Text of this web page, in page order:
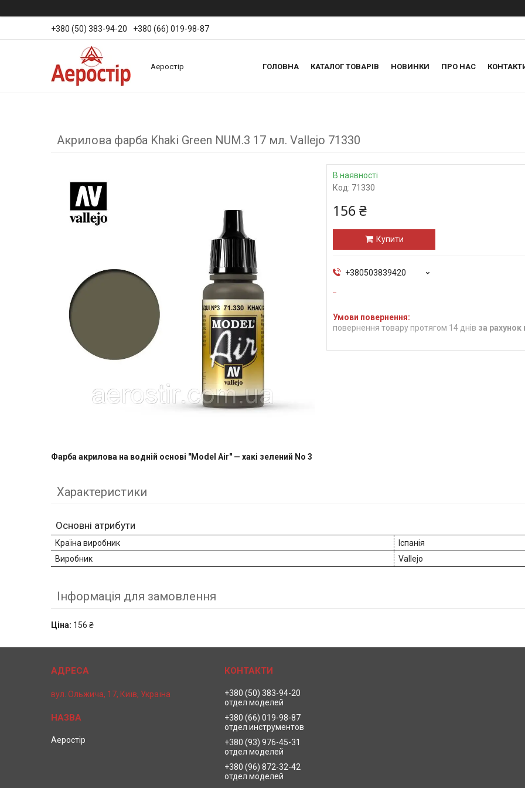
+380 (50) 383-94-20 +380 (66) 019-98-87
Аеростір ГОЛОВНА КАТАЛОГ ТОВАРІВ НОВИНКИ ПРО НАС
Акрилова фарба Khaki Green NUM.3 17 мл. Vallejo 71330
В наявності
Код: 71330
156 ₴
Купити
+380503839420
повернення товару протягом 14 днів за рахунок
Фарба акрилова на водній основі "Model Air" — хакі зелений No 3
Характеристики
Основні атрибути
Країна виробник
Іспанія
Виробник
Vallejo
Інформація для замовлення
Ціна: 156 ₴
вул. Ольжича, 17, Київ, Україна
Аеростір
+380 (50) 383-94-20
отдел моделей
+380 (66) 019-98-87
отдел инструментов
+380 (93) 976-45-31
отдел моделей
+380 (96) 872-32-42
отдел моделей